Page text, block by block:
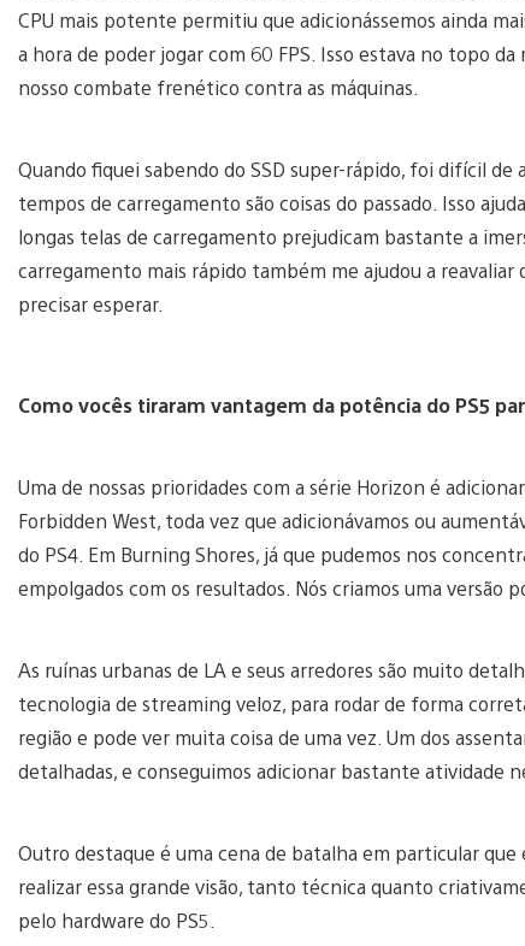
CPU mais potente permitiu que adicionássemos ainda
a hora de poder jogar com 60 FPS. Isso estava no topo
nosso combate frenético contra as máquinas.
Quando fiquei sabendo do SSD super-rápido, foi difícil de
tempos de carregamento são coisas do passado. Isso
longas telas de carregamento prejudicam bastante a
carregamento mais rápido também me ajudou a reavaliar
precisar esperar.
Como vocês tiraram vantagem da potência do PS5
Uma de nossas prioridades com a série Horizon é
Forbidden West, toda vez que adicionávamos ou
do PS4. Em Burning Shores, já que pudemos nos
empolgados com os resultados. Nós criamos uma
As ruínas urbanas de LA e seus arredores são muito
tecnologia de streaming veloz, para rodar de forma
região e pode ver muita coisa de uma vez. Um dos
detalhadas, e conseguimos adicionar bastante atividade
Outro destaque é uma cena de batalha em particular
realizar essa grande visão, tanto técnica quanto
pelo hardware do PS5.